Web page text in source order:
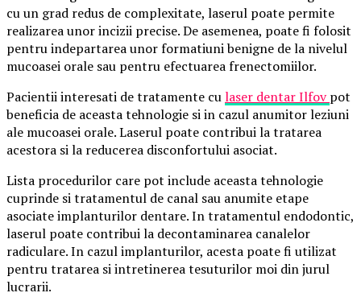
cu un grad redus de complexitate, laserul poate permite
realizarea unor incizii precise. De asemenea, poate fi folosit
pentru indepartarea unor formatiuni benigne de la nivelul
mucoasei orale sau pentru efectuarea frenectomiilor.
Pacientii interesati de tratamente culaser dentar Ilfovpot
beneficia de aceasta tehnologie si in cazul anumitor leziuni
ale mucoasei orale. Laserul poate contribui la tratarea
acestora si la reducerea disconfortului asociat.
Lista procedurilor care pot include aceasta tehnologie
cuprinde si tratamentul de canal sau anumite etape
asociate implanturilor dentare. In tratamentul endodontic,
laserul poate contribui la decontaminarea canalelor
radiculare. In cazul implanturilor, acesta poate fi utilizat
pentru tratarea si intretinerea tesuturilor moi din jurul
lucrarii.